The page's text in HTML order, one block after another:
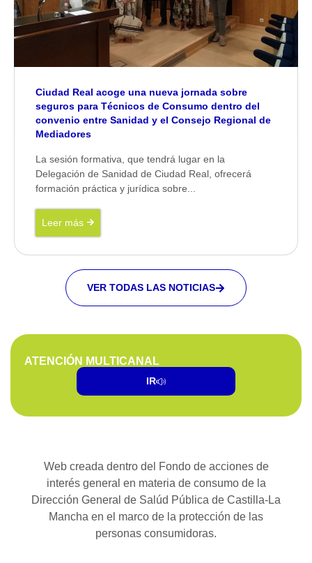
Ciudad Real acoge una nueva jornada sobre
seguros para Técnicos de Consumo dentro del
convenio entre Sanidad y el Consejo Regional de
Mediadores
La sesión formativa, que tendrá lugar en la
Delegación de Sanidad de Ciudad Real, ofrecerá
formación práctica y jurídica sobre...
Leer más
VER TODAS LAS NOTICIAS
ATENCIÓN MULTICANAL
IR
Web creada dentro del Fondo de acciones de
interés general en materia de consumo de la
Dirección General de Salúd Pública de Castilla-La
Mancha en el marco de la protección de las
personas consumidoras.